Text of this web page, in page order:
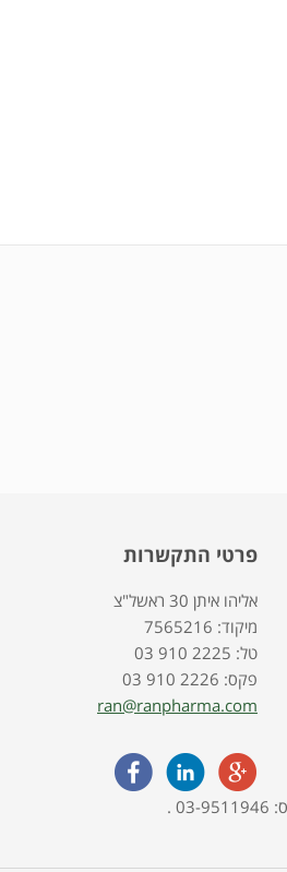
פרטי התקשרות
אליהו איתן 30 ראשל"צ
7565216 :מיקוד
03 910 2225 :טל
03 910 2226 :פקס
ran@ranpharma.com
האתר מופעל ע"י בית מרקחת פארמה תמר, אליהו איתן 30, ראשון לציון טלפון :03-9435315 פקס: 03-9511946 .